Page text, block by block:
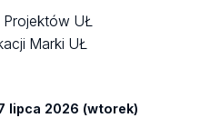
Projektów UŁ
Marki UŁ
lipca 2026 (wtorek)